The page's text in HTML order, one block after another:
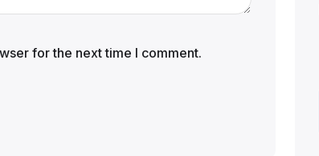
for the next time I comment.